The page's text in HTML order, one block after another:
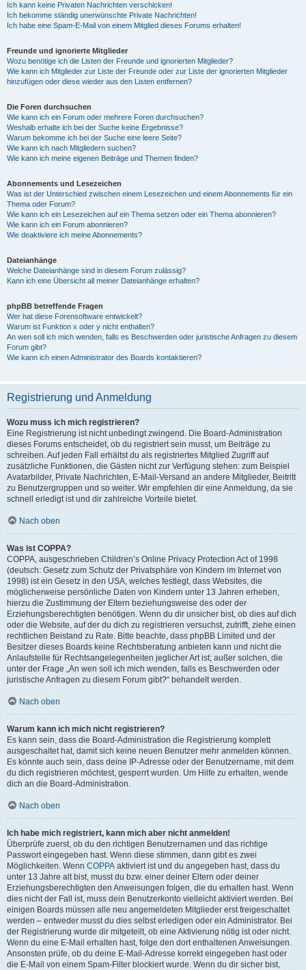
Ich kann keine Privaten Nachrichten verschicken!
Ich bekomme ständig unerwünschte Private Nachrichten!
Ich habe eine Spam-E-Mail von einem Mitglied dieses Forums erhalten!
Freunde und ignorierte Mitglieder
Wozu benötige ich die Listen der Freunde und ignorierten Mitglieder?
Wie kann ich Mitglieder zur Liste der Freunde oder zur Liste der ignorierten Mitglieder
hinzufügen oder diese wieder aus den Listen entfernen?
Die Foren durchsuchen
Wie kann ich ein Forum oder mehrere Foren durchsuchen?
Weshalb erhalte ich bei der Suche keine Ergebnisse?
Warum bekomme ich bei der Suche eine leere Seite?
Wie kann ich nach Mitgliedern suchen?
Wie kann ich meine eigenen Beiträge und Themen finden?
Abonnements und Lesezeichen
Was ist der Unterschied zwischen einem Lesezeichen und einem Abonnements für ein
Thema oder Forum?
Wie kann ich ein Lesezeichen auf ein Thema setzen oder ein Thema abonnieren?
Wie kann ich ein Forum abonnieren?
Wie deaktiviere ich meine Abonnements?
Dateianhänge
Welche Dateianhänge sind in diesem Forum zulässig?
Kann ich eine Übersicht all meiner Dateianhänge erhalten?
phpBB betreffende Fragen
Wer hat diese Forensoftware entwickelt?
Warum ist Funktion x oder y nicht enthalten?
An wen soll ich mich wenden, falls es Beschwerden oder juristische Anfragen zu diesem
Forum gibt?
Wie kann ich einen Administrator des Boards kontaktieren?
Registrierung und Anmeldung
Wozu muss ich mich registrieren?
Eine Registrierung ist nicht unbedingt zwingend. Die Board-Administration
dieses Forums entscheidet, ob du registriert sein musst, um Beiträge zu
schreiben. Auf jeden Fall erhältst du als registriertes Mitglied Zugriff auf
zusätzliche Funktionen, die Gästen nicht zur Verfügung stehen: zum Beispiel
Avatarbilder, Private Nachrichten, E-Mail-Versand an andere Mitglieder, Beitritt
zu Benutzergruppen und so weiter. Wir empfehlen dir eine Anmeldung, da sie
schnell erledigt ist und dir zahlreiche Vorteile bietet.
Nach oben
Was ist COPPA?
COPPA, ausgeschrieben Children’s Online Privacy Protection Act of 1998
(deutsch: Gesetz zum Schutz der Privatsphäre von Kindern im Internet von
1998) ist ein Gesetz in den USA, welches festlegt, dass Websites, die
möglicherweise persönliche Daten von Kindern unter 13 Jahren erheben,
hierzu die Zustimmung der Eltern beziehungsweise des oder der
Erziehungsberechtigten benötigen. Wenn du dir unsicher bist, ob dies auf dich
oder die Website, auf der du dich zu registrieren versuchst, zutrifft, ziehe einen
rechtlichen Beistand zu Rate. Bitte beachte, dass phpBB Limited und der
Besitzer dieses Boards keine Rechtsberatung anbieten kann und nicht die
Anlaufstelle für Rechtsangelegenheiten jeglicher Art ist; außer solchen, die
unter der Frage „An wen soll ich mich wenden, falls es Beschwerden oder
juristische Anfragen zu diesem Forum gibt?“ behandelt werden.
Nach oben
Warum kann ich mich nicht registrieren?
Es kann sein, dass die Board-Administration die Registrierung komplett
ausgeschaltet hat, damit sich keine neuen Benutzer mehr anmelden können.
Es könnte auch sein, dass deine IP-Adresse oder der Benutzername, mit dem
du dich registrieren möchtest, gesperrt wurden. Um Hilfe zu erhalten, wende
dich an die Board-Administration.
Nach oben
Ich habe mich registriert, kann mich aber nicht anmelden!
Überprüfe zuerst, ob du den richtigen Benutzernamen und das richtige
Passwort eingegeben hast. Wenn diese stimmen, dann gibt es zwei
Möglichkeiten. Wenn COPPA aktiviert ist und du angegeben hast, dass du
unter 13 Jahre alt bist, musst du bzw. einer deiner Eltern oder deiner
Erziehungsberechtigten den Anweisungen folgen, die du erhalten hast. Wenn
dies nicht der Fall ist, muss dein Benutzerkonto vielleicht aktiviert werden. Bei
einigen Boards müssen alle neu angemeldeten Mitglieder erst freigeschaltet
werden – entweder musst du dies selbst erledigen oder ein Administrator. Bei
der Registrierung wurde dir mitgeteilt, ob eine Aktivierung nötig ist oder nicht.
Wenn du eine E-Mail erhalten hast, folge den dort enthaltenen Anweisungen.
Ansonsten prüfe, ob du deine E-Mail-Adresse korrekt eingegeben hast oder
die E-Mail von einem Spam-Filter blockiert wurde. Wenn du dir sicher bist,